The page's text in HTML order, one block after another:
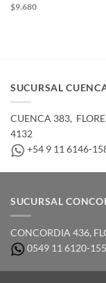
$9.680
SUCURSAL
CUENCA 383,
4132
+54 9 11 6146-
SUCURSAL
CONCORDIA 436,­
0549 11 6120-